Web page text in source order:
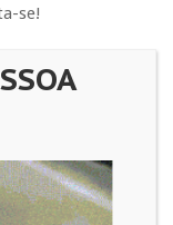
se!